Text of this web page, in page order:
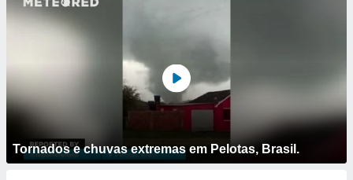
Tornados e chuvas extremas em Pelotas, Brasil.